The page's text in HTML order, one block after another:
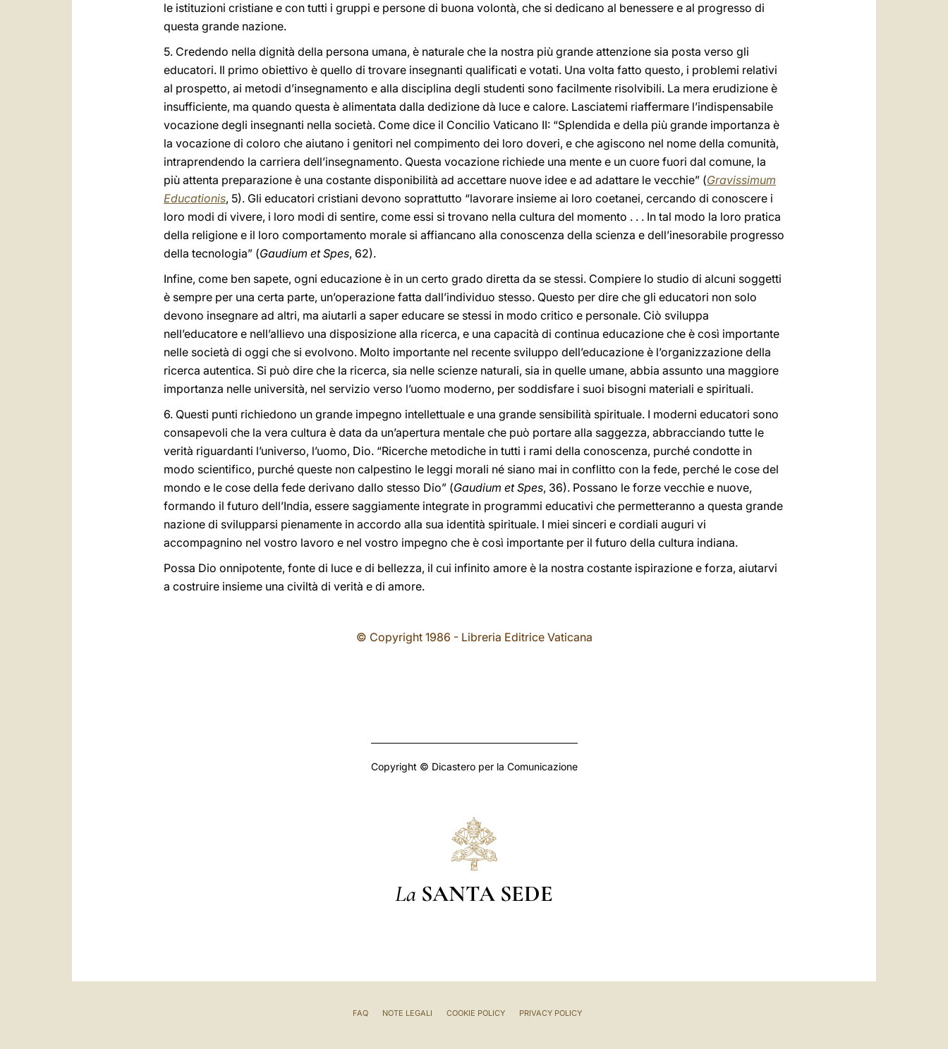
le istituzioni cristiane e con tutti i gruppi e persone di buona volontà, che si dedicano al benessere e al progresso di
questa grande nazione.
5. Credendo nella dignità della persona umana, è naturale che la nostra più grande attenzione sia posta verso gli
educatori. Il primo obiettivo è quello di trovare insegnanti qualificati e votati. Una volta fatto questo, i problemi relativi
al prospetto, ai metodi d’insegnamento e alla disciplina degli studenti sono facilmente risolvibili. La mera erudizione è
insufficiente, ma quando questa è alimentata dalla dedizione dà luce e calore. Lasciatemi riaffermare l’indispensabile
vocazione degli insegnanti nella società. Come dice il Concilio Vaticano II: “Splendida e della più grande importanza è
la vocazione di coloro che aiutano i genitori nel compimento dei loro doveri, e che agiscono nel nome della comunità,
intraprendendo la carriera dell’insegnamento. Questa vocazione richiede una mente e un cuore fuori dal comune, la
più attenta preparazione è una costante disponibilità ad accettare nuove idee e ad adattare le vecchie” (Gravissimum
Educationis, 5). Gli educatori cristiani devono soprattutto “lavorare insieme ai loro coetanei, cercando di conoscere i
loro modi di vivere, i loro modi di sentire, come essi si trovano nella cultura del momento . . . In tal modo la loro pratica
della religione e il loro comportamento morale si affiancano alla conoscenza della scienza e dell’inesorabile progresso
della tecnologia” (Gaudium et Spes, 62).
Infine, come ben sapete, ogni educazione è in un certo grado diretta da se stessi. Compiere lo studio di alcuni soggetti
è sempre per una certa parte, un’operazione fatta dall’individuo stesso. Questo per dire che gli educatori non solo
devono insegnare ad altri, ma aiutarli a saper educare se stessi in modo critico e personale. Ciò sviluppa
nell’educatore e nell’allievo una disposizione alla ricerca, e una capacità di continua educazione che è così importante
nelle società di oggi che si evolvono. Molto importante nel recente sviluppo dell’educazione è l’organizzazione della
ricerca autentica. Si può dire che la ricerca, sia nelle scienze naturali, sia in quelle umane, abbia assunto una maggiore
importanza nelle università, nel servizio verso l’uomo moderno, per soddisfare i suoi bisogni materiali e spirituali.
6. Questi punti richiedono un grande impegno intellettuale e una grande sensibilità spirituale. I moderni educatori sono
consapevoli che la vera cultura è data da un’apertura mentale che può portare alla saggezza, abbracciando tutte le
verità riguardanti l’universo, l’uomo, Dio. “Ricerche metodiche in tutti i rami della conoscenza, purché condotte in
modo scientifico, purché queste non calpestino le leggi morali né siano mai in conflitto con la fede, perché le cose del
mondo e le cose della fede derivano dallo stesso Dio” (Gaudium et Spes, 36). Possano le forze vecchie e nuove,
formando il futuro dell’India, essere saggiamente integrate in programmi educativi che permetteranno a questa grande
nazione di svilupparsi pienamente in accordo alla sua identità spirituale. I miei sinceri e cordiali auguri vi
accompagnino nel vostro lavoro e nel vostro impegno che è così importante per il futuro della cultura indiana.
Possa Dio onnipotente, fonte di luce e di bellezza, il cui infinito amore è la nostra costante ispirazione e forza, aiutarvi
a costruire insieme una civiltà di verità e di amore.
© Copyright 1986 - Libreria Editrice Vaticana
Copyright © Dicastero per la Comunicazione
La SANTA SEDE
FAQ NOTE LEGALI COOKIE POLICY PRIVACY POLICY